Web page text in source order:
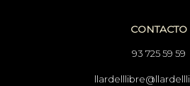
CONTACTO
93 725 59 59